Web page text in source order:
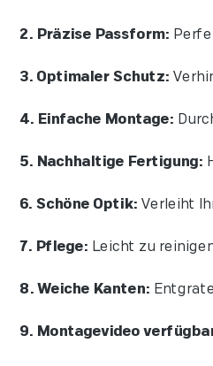
2. Präzise Passform:
3. Optimaler Schutz:
4. Einfache Montage:
5. Nachhaltige Fertigung:
6. Schöne Optik: Verleiht
7. Pflege: Leicht zu
8. Weiche Kanten:
9. Montagevideo